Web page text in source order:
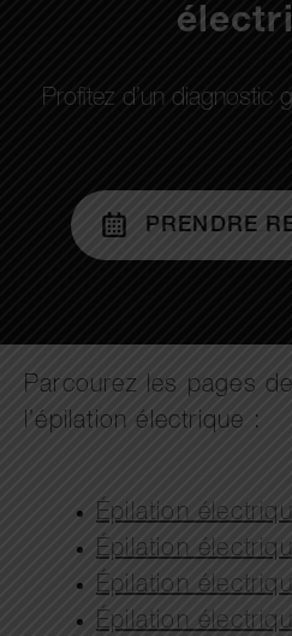
Profitez d’un diagnostic
PRENDRE
Parcourez les pages
l’épilation électrique :
Épilation
Épilation
Épilation
Épilation